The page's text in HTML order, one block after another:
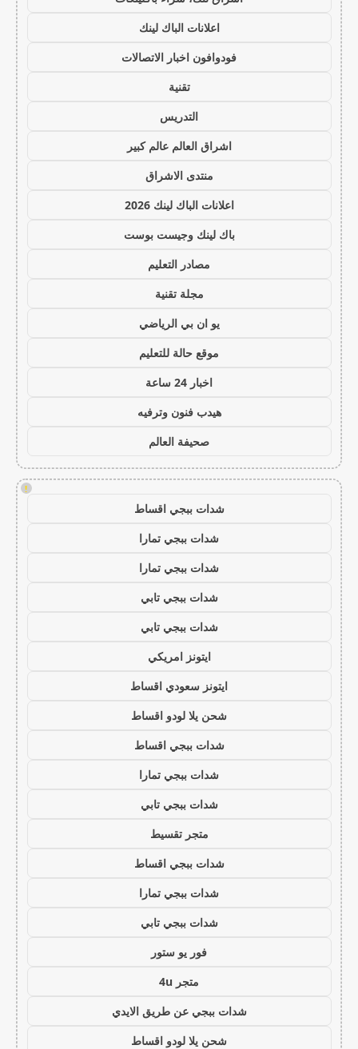
اعلانات الباك لينك
فودوافون اخبار الاتصالات
تقنية
التدريس
اشراق العالم عالم كبير
منتدى الاشراق
اعلانات الباك لينك 2026
باك لينك وجيست بوست
مصادر التعليم
مجلة تقنية
يو ان بي الرياضي
موقع حالة للتعليم
اخبار 24 ساعة
هيدب فنون وترفيه
صحيفة العالم
!
شدات ببجي اقساط
شدات ببجي تمارا
شدات ببجي تمارا
شدات ببجي تابي
شدات ببجي تابي
ايتونز امريكي
ايتونز سعودي اقساط
شحن يلا لودو اقساط
شدات ببجي اقساط
شدات ببجي تمارا
شدات ببجي تابي
متجر تقسيط
شدات ببجي اقساط
شدات ببجي تمارا
شدات ببجي تابي
فور يو ستور
متجر 4u
شدات ببجي عن طريق الايدي
شحن يلا لودو اقساط